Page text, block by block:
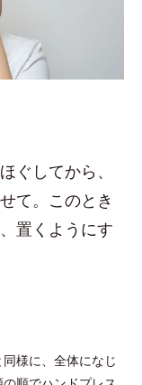
ぐしてから、
て。このとき
置くようにす
様に、全体になじ